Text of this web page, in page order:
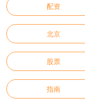
配资
北京
股票
指南